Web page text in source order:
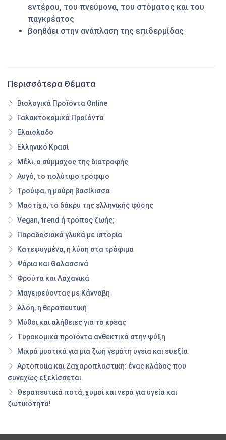
εντέρου, του πνεύμονα, του στόματος και του
παγκρέατος
βοηθάει στην ανάπλαση της επιδερμίδας
Περισσότερα Θέματα
Βιολογικά Προϊόντα Online
Γαλακτοκομικά Προϊόντα
Ελαιόλαδο
Ελληνικό Κρασί
Μέλι, ο σύμμαχος της διατροφής
Αυγό, το πολύτιμο τρόφιμο
Τρούφα, η μαύρη βασίλισσα
Μαστίχα, το δάκρυ της ελληνικής φύσης
Vegan, trend ή τρόπος ζωής;
Παραδοσιακά γλυκά με ιστορία
Κατεψυγμένα, η λύση στα τρόφιμα
Ψάρια και Θαλασσινά
Φρούτα και Λαχανικά
Μαγειρεύοντας με Κάνναβη
Αλόη, η θεραπευτική
Μύθοι και αλήθειες για το κρέας
Τυροκομικά προϊόντα ανθεκτικά στην ψύξη
Μικρά μυστικά για μια ζωή γεμάτη υγεία και ευεξία
Αρτοποιία και Ζαχαροπλαστική: ένας κλάδος που
συνεχώς εξελίσσεται
Θεραπευτικά ποτά, χυμοί και νερά για υγεία και
ζωτικότητα!